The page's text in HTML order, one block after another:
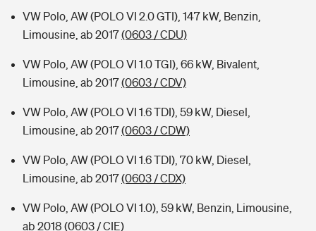
VW Polo, AW (POLO VI 2.0 GTI), 147 kW, Benzin,
Limousine, ab 2017(0603 / CDU)
VW Polo, AW (POLO VI 1.0 TGI), 66 kW, Bivalent,
Limousine, ab 2017(0603 / CDV)
VW Polo, AW (POLO VI 1.6 TDI), 59 kW, Diesel,
Limousine, ab 2017(0603 / CDW)
VW Polo, AW (POLO VI 1.6 TDI), 70 kW, Diesel,
Limousine, ab 2017(0603 / CDX)
VW Polo, AW (POLO VI 1.0), 59 kW, Benzin, Limousine,
ab 2018 (0603 / CIE)